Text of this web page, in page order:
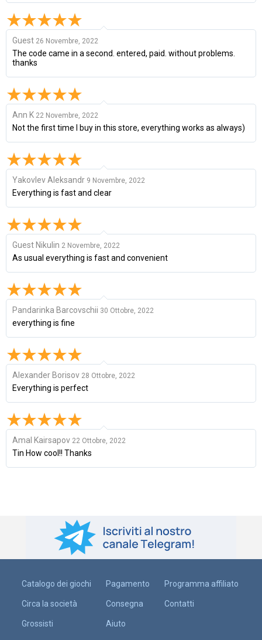
Guest 26 Novembre, 2022
The code came in a second. entered, paid. without problems.
thanks
Ann K 22 Novembre, 2022
Not the first time I buy in this store, everything works as always)
Yakovlev Aleksandr 9 Novembre, 2022
Everything is fast and clear
Guest Nikulin 2 Novembre, 2022
As usual everything is fast and convenient
Pandarinka Barcovschii 30 Ottobre, 2022
everything is fine
Alexander Borisov 28 Ottobre, 2022
Everything is perfect
Amal Kairsapov 22 Ottobre, 2022
Tin How cool!! Thanks
Catalogo dei giochi
Circa la società
Grossisti
Pagamento
Consegna
Aiuto
Programma affiliato
Contatti